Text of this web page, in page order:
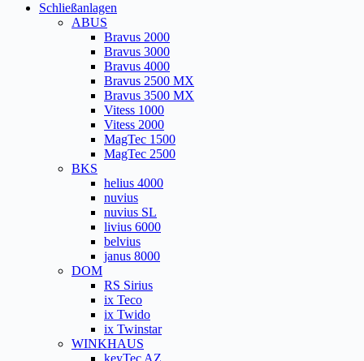
Schließanlagen
ABUS
Bravus 2000
Bravus 3000
Bravus 4000
Bravus 2500 MX
Bravus 3500 MX
Vitess 1000
Vitess 2000
MagTec 1500
MagTec 2500
BKS
helius 4000
nuvius
nuvius SL
livius 6000
belvius
janus 8000
DOM
RS Sirius
ix Teco
ix Twido
ix Twinstar
WINKHAUS
keyTec AZ